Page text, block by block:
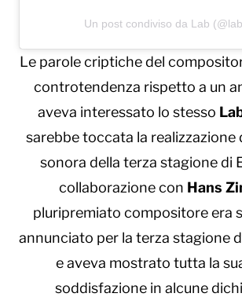
Un post condiviso da Lab
Le parole criptiche del
controtendenza rispetto a un
aveva interessato lo stesso
sarebbe toccata la realizzazione
sonora della terza stagione di
collaborazione con Hans
pluripremiato compositore era
annunciato per la terza stagione
e aveva mostrato tutta la
soddisfazione in alcune